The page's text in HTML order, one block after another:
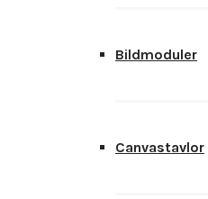
Bildmoduler
Canvastavlor